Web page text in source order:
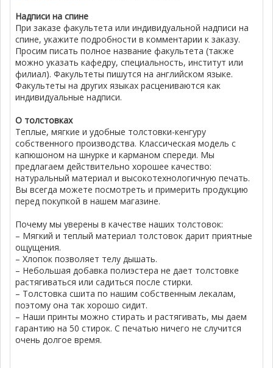
Надписи на спине
При заказе факультета или индивидуальной надписи на
спине, укажите подробности в комментарии к заказу.
Просим писать полное название факультета (также
можно указать кафедру, специальность, институт или
филиал). Факультеты пишутся на английском языке.
Факультеты на других языках расцениваются как
индивидуальные надписи.
О толстовках
Теплые, мягкие и удобные толстовки-кенгуру
собственного производства. Классическая модель с
капюшоном на шнурке и карманом спереди. Мы
предлагаем действительно хорошее качество:
натуральный материал и высокотехнологичную печать.
Вы всегда можете посмотреть и примерить продукцию
перед покупкой в нашем магазине.
Почему мы уверены в качестве наших толстовок:
– Мягкий и теплый материал толстовок дарит приятные
ощущения.
– Хлопок позволяет телу дышать.
– Небольшая добавка полиэстера не дает толстовке
растягиваться или садиться после стирки.
– Толстовка сшита по нашим собственным лекалам,
поэтому она так хорошо сидит.
– Наши принты можно стирать и растягивать, мы даем
гарантию на 50 стирок. С печатью ничего не случится
очень долгое время.